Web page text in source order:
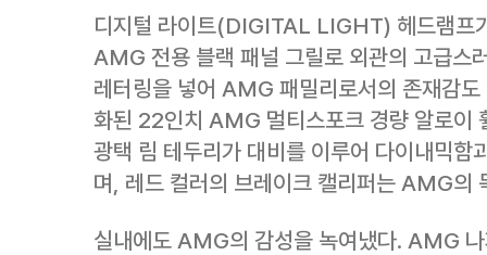
디지털 라이트(DIGITAL LIGHT) 헤드램프
AMG 전용 블랙 패널 그릴로 외관의 고급스
레터링을 넣어 AMG 패밀리로서의 존재감
화된 22인치 AMG 멀티스포크 경량 알로이
광택 림 테두리가 대비를 이루어 다이내믹함
며, 레드 컬러의 브레이크 캘리퍼는 AMG의
실내에도 AMG의 감성을 녹여냈다. AMG